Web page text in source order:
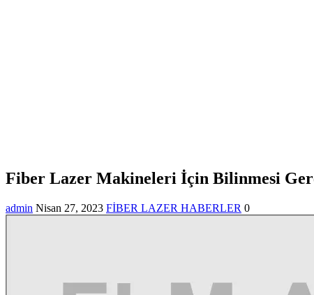
Fiber Lazer Makineleri İçin Bilinmesi
admin Nisan 27, 2023 FİBER LAZER HABERLER 0